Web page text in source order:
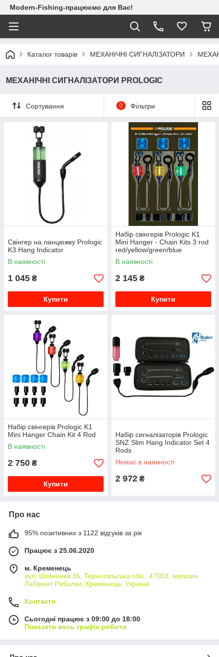
Modern-Fishing-працюємо для Вас!
Каталог товарів МЕХАНІЧНІ СИГНАЛІЗАТОРИ
МЕХАНІЧНІ СИГНАЛІЗАТОРИ PROLOGIC
Сортування 0 Фільтри
Свінгер на ланцюжку Prologic
K3 Hang Indicator
В наявності
1 045 ₴
Купити
Набір свінгерів Prologic K1
Mini Hanger - Chain Kits 3 rod
red/yellow/green/blue
В наявності
2 145 ₴
Купити
Набір свінгерів Prologic K1
Mini Hanger Chain Kit 4 Rod
В наявності
2 750 ₴
Купити
Набір сигналізаторів Prologic
SNZ Slim Hang Indicator Set 4
Rods
Немає в наявності
2 972 ₴
Про нас
95% позитивних з 1122 відгуків за рік
Працює з 25.06.2020
м. Кременець
вул. Шевченка 36, Тернопільська обл., 47003, магазин
Лабіринт Рибалки, Кременець, Україна
Контакти
Сьогодні працює з 09:00 до 18:00
Показати весь графік роботи